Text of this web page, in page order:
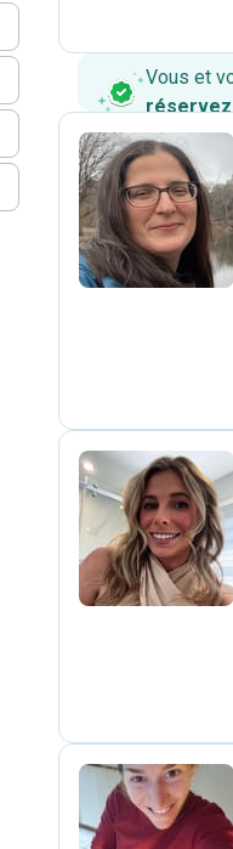
Vous et
réservez
C
J